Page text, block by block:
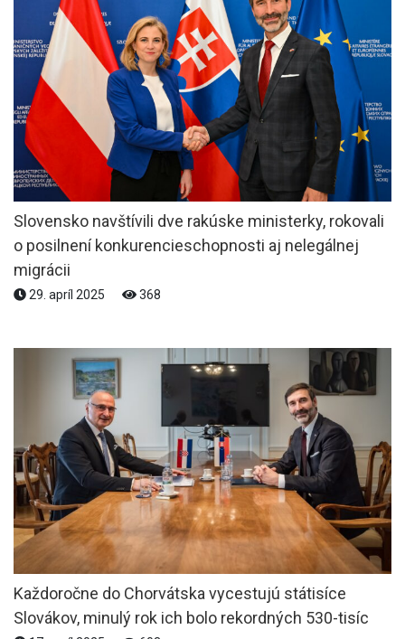
Slovensko navštívili dve rakúske ministerky, rokovali
o posilnení konkurencieschopnosti aj nelegálnej
migrácii
29. apríl 2025 368
Každoročne do Chorvátska vycestujú státisíce
Slovákov, minulý rok ich bolo rekordných 530-tisíc